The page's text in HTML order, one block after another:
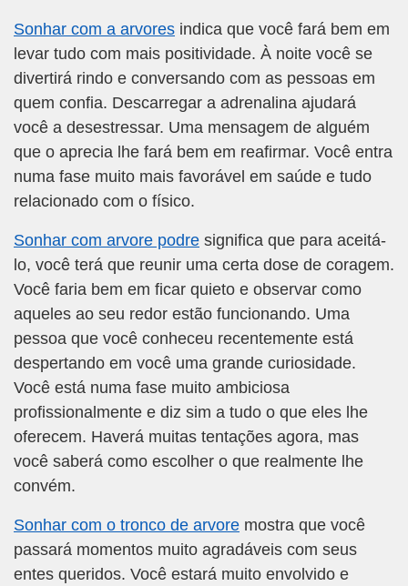
Sonhar com a arvores indica que você fará bem em
levar tudo com mais positividade. À noite você se
divertirá rindo e conversando com as pessoas em
quem confia. Descarregar a adrenalina ajudará
você a desestressar. Uma mensagem de alguém
que o aprecia lhe fará bem em reafirmar. Você entra
numa fase muito mais favorável em saúde e tudo
relacionado com o físico.
Sonhar com arvore podre significa que para aceitá-
lo, você terá que reunir uma certa dose de coragem.
Você faria bem em ficar quieto e observar como
aqueles ao seu redor estão funcionando. Uma
pessoa que você conheceu recentemente está
despertando em você uma grande curiosidade.
Você está numa fase muito ambiciosa
profissionalmente e diz sim a tudo o que eles lhe
oferecem. Haverá muitas tentações agora, mas
você saberá como escolher o que realmente lhe
convém.
Sonhar com o tronco de arvore mostra que você
passará momentos muito agradáveis com seus
entes queridos. Você estará muito envolvido e